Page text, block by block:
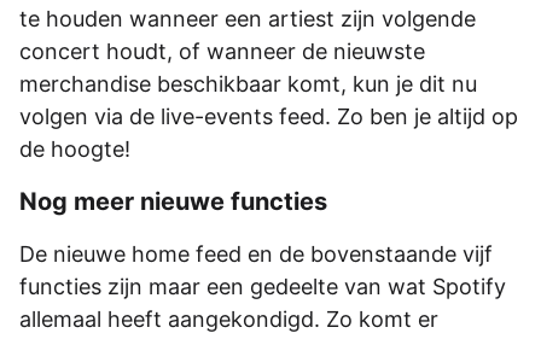
te houden wanneer een artiest zijn volgende
concert houdt, of wanneer de nieuwste
merchandise beschikbaar komt, kun je dit nu
volgen via de live-events feed. Zo ben je altijd op
de hoogte!
Nog meer nieuwe functies
De nieuwe home feed en de bovenstaande vijf
functies zijn maar een gedeelte van wat Spotify
allemaal heeft aangekondigd. Zo komt er